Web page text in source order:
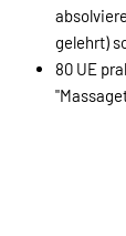
gelehrt)
80 UE